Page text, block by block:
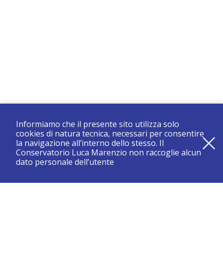
registrati e resta aggiornato su tutte le novità
Informiamo che il presente sito utilizza solo
cookies di natura tecnica, necessari per consentire
la navigazione all’interno dello stesso. Il
Conservatorio Luca Marenzio non raccoglie alcun
dato personale dell’utente